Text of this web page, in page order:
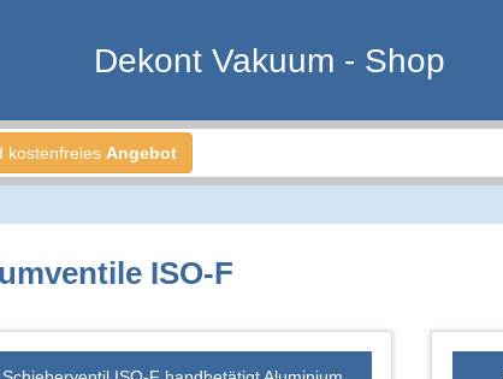
Dekont Vakuum - Shop
kostenfreies Angebot
ISO-F